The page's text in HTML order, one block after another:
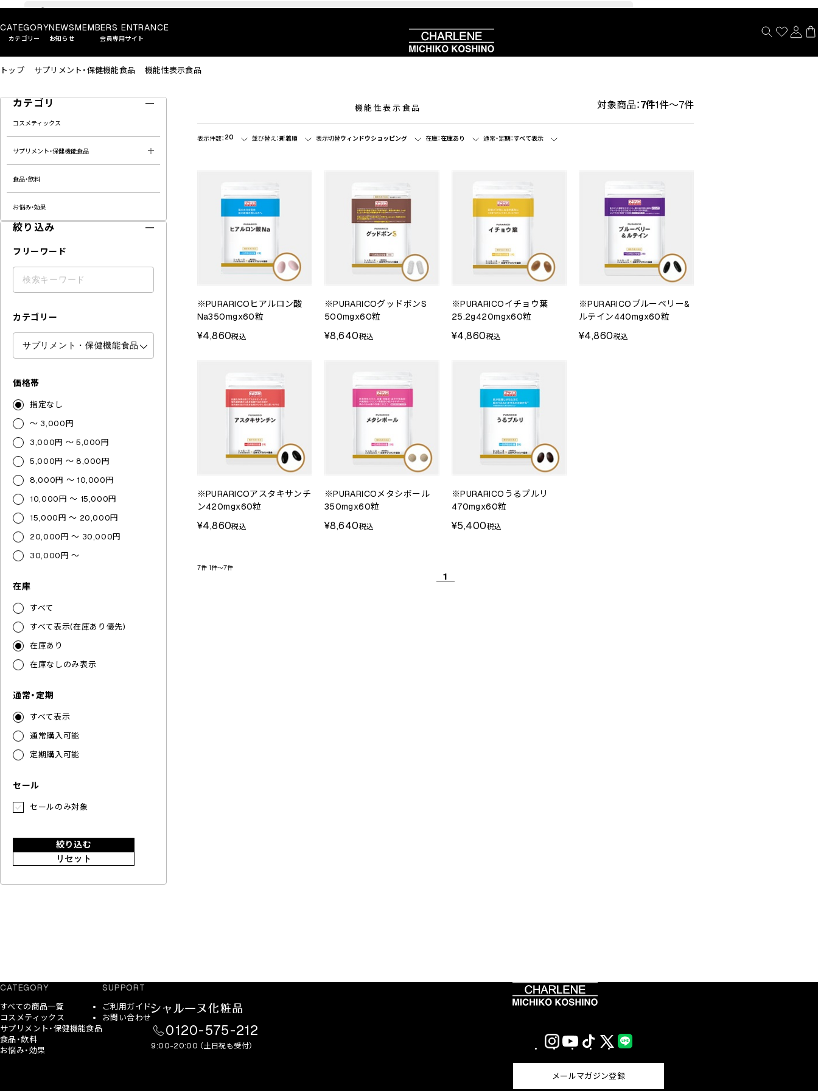
CATEGORY
カテゴリー
NEWS
お知らせ
MEMBERS ENTRANCE
会員専用サイト
トップ サプリメント・保健機能食品 機能性表示食品
カテゴリ
コスメティックス
サプリメント・保健機能食品
食品・飲料
お悩み・効果
絞り込み
フリーワード
カテゴリー
価格帯
指定なし
～ 3,000円
3,000円 ～ 5,000円
5,000円 ～ 8,000円
8,000円 ～ 10,000円
10,000円 ～ 15,000円
15,000円 ～ 20,000円
20,000円 ～ 30,000円
30,000円 ～
在庫
すべて
すべて表示(在庫あり優先)
在庫あり
在庫なしのみ表示
通常・定期
すべて表示
通常購入可能
定期購入可能
セール
セールのみ対象
絞り込む
リセット
機能性表示食品 対象商品：7件1件～7件
表示件数： 20 並び替え：新着順 表示切替ウィンドウショッピング 在庫：在庫あり 通常・定期：すべて表示
※PURARICOヒアルロン酸
Na350mgx60粒
¥4,860税込
※PURARICOグッドボンS
500mgx60粒
¥8,640税込
※PURARICOイチョウ葉
25.2g420mgx60粒
¥4,860税込
※PURARICOブルーベリー&
ルテイン440mgx60粒
¥4,860税込
※PURARICOアスタキサンチ
ン420mgx60粒
¥4,860税込
※PURARICOメタシボール
350mgx60粒
¥8,640税込
※PURARICOうるプルリ
470mgx60粒
¥5,400税込
7件 1件～7件
1
CATEGORY
すべての商品一覧
コスメティックス
サプリメント・保健機能食品
食品・飲料
お悩み・効果
SUPPORT
ご利用ガイド
お問い合わせ
0120-575-212
9:00-20:00 （土日祝も受付）
InstagramYouTubeTikTok X
(Twitter)
メールマガジン登録